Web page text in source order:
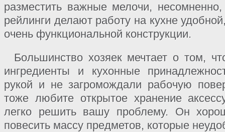
разместить важные мелочи,
рейлинги делают работу на кухне
очень функциональной конструкции.
Большинство хозяек мечтает о том,
ингредиенты и кухонные
рукой и не загромождали рабочую
тоже любите открытое хранение
легко решить вашу проблему. Он
повесить массу предметов, которые